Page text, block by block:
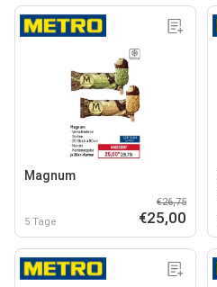
Magnum
5 Tage
€26,75
€25,00